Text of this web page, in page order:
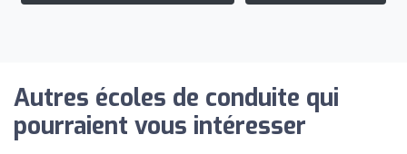
Autres écoles de conduite qui
pourraient vous intéresser